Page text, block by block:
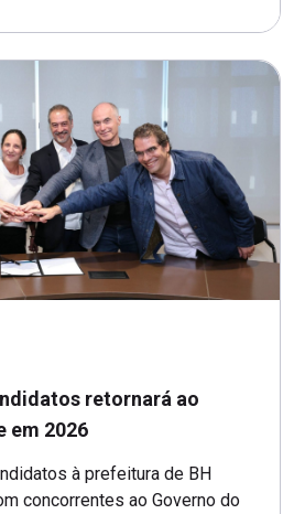
retornará ao
em 2026
à prefeitura de BH
concorrentes ao Governo do